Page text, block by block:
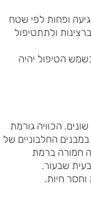
ופחות לפי שטח
ולתתטיפול
הטיפול יהיה
הכוויה גורמת
החלבוניים של
חמורה ברמת
שבעור.
חיות.